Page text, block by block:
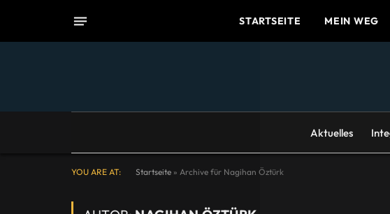
STARTSEITE MEIN WEG
Aktuelles
YOU ARE AT: Startseite » Archive für Nagihan Öztürk